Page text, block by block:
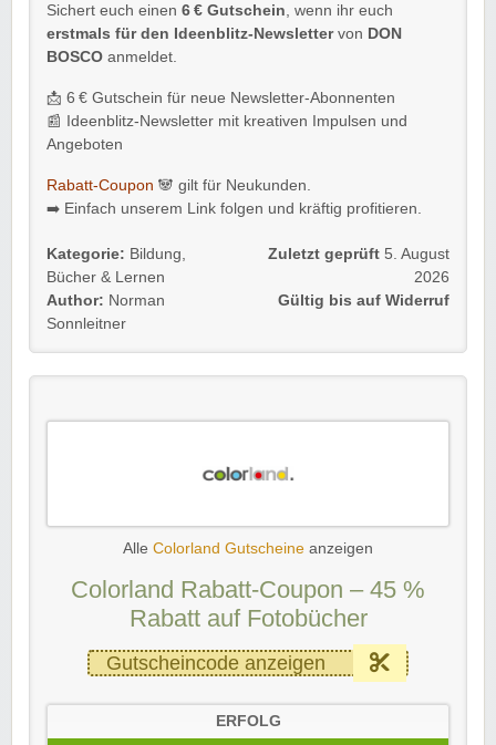
Sichert euch einen 6 € Gutschein , wenn ihr euch
erstmals für den Ideenblitz-Newslettervon DON
BOSCO anmeldet.
📩 6 € Gutschein für neue Newsletter-Abonnenten
📰 Ideenblitz-Newsletter mit kreativen Impulsen und
Angeboten
Rabatt-Coupon 🐼 gilt für Neukunden.
➡️ Einfach unserem Link folgen und kräftig profitieren.
Kategorie: Bildung
Bücher & Lernen
Author: Norman
Sonnleitner
Zuletzt geprüft 5. August
2026
Gültig bis auf Widerruf
Alle Colorland Gutscheine anzeigen
Colorland Rabatt-Coupon – 45 %
Rabatt auf Fotobücher
Gutscheincode anzeigen
ERFOLG